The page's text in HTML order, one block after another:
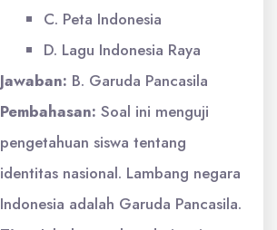
C. Peta Indonesia
D. Lagu Indonesia Raya
Jawaban: B. Garuda Pancasila
Pembahasan: Soal ini menguji
pengetahuan siswa tentang
identitas nasional. Lambang negara
Indonesia adalah Garuda Pancasila.